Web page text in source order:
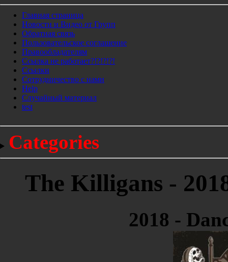
Главная страница
Новости и Видео от Групп
Обратная связь
Пользовательское соглашение
Правообладателям
Ссылка не работает?!?!?!?!
Ссылки
Сотрудничество с нами
Help
Cлучайный материал
test
Categories
The Killigans -
2018 -